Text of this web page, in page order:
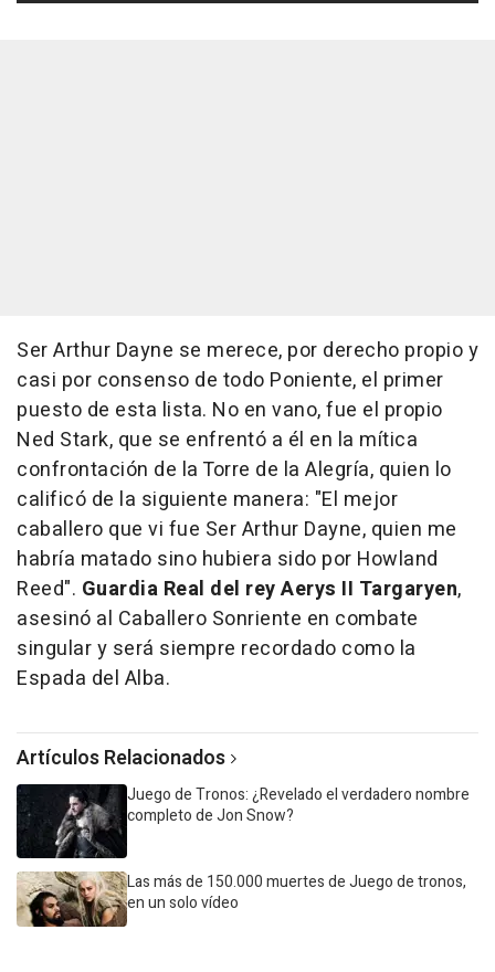
Ser Arthur Dayne se merece, por derecho propio y
casi por consenso de todo Poniente, el primer
puesto de esta lista. No en vano, fue el propio
Ned Stark, que se enfrentó a él en la mítica
confrontación de la Torre de la Alegría, quien lo
calificó de la siguiente manera: "El mejor
caballero que vi fue Ser Arthur Dayne, quien me
habría matado sino hubiera sido por Howland
Reed". Guardia Real del rey Aerys II Targaryen,
asesinó al Caballero Sonriente en combate
singular y será siempre recordado como la
Espada del Alba.
Artículos Relacionados
Juego de Tronos: ¿Revelado el verdadero nombre
completo de Jon Snow?
Las más de 150.000 muertes de Juego de tronos,
en un solo vídeo